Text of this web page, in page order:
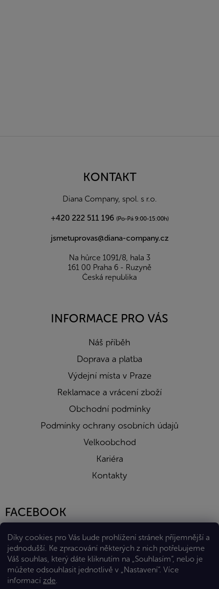
Díky cookies pro Vás bude prohlížení stránek příjemnější a
jednodušší. Ke zpracování některých z nich potřebujeme
Váš souhlas, který dáte kliknutím na „Souhlasím“, nebo je
můžete odsouhlasit jednotlivě v „Nastavení“. Více
informací zde.
KONTAKT
Diana Company, spol. s r.o.
+420 222 511 196 (Po-Pá 9:00-15:00h)
jsmetuprovas@diana-company.cz
Na hůrce 1091/8, hala 3
161 00 Praha 6 - Ruzyně
Česká republika
INFORMACE PRO VÁS
Náš příběh
Doprava a platba
Výdejní místa v Praze
Reklamace a vrácení zboží
Obchodní podmínky
Podmínky ochrany osobních údajů
Velkoobchod
Kariéra
Kontakty
FACEBOOK